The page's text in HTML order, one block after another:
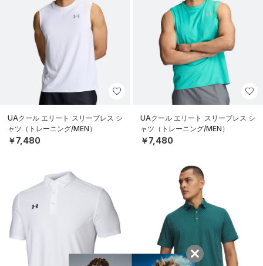
UAクール エリート スリーブレス シ
ャツ（トレーニング/MEN）
￥7,480
UAクール エリート スリーブレス シ
ャツ（トレーニング/MEN）
￥7,480